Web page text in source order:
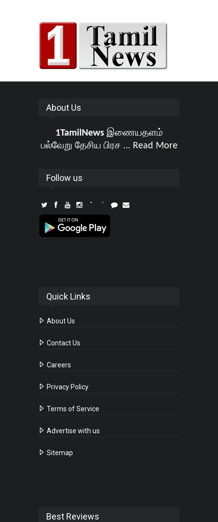
About Us
1TamilNewsஇணையதளம்
பல்வேறு தேசிய பிரச ... Read More
Follow us
Quick Links
About Us
Contact Us
Careers
Privacy Policy
Terms of Service
Advertise with us
Sitemap
Best Reviews